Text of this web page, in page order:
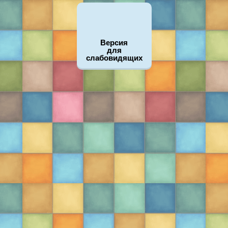
Версия
для
слабовидящих